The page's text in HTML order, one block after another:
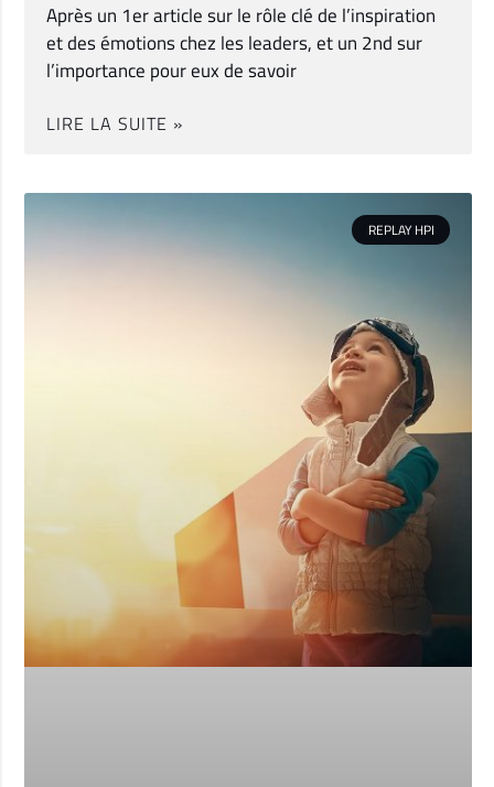
Après un 1er article sur le rôle clé de l’inspiration
et des émotions chez les leaders, et un 2nd sur
l’importance pour eux de savoir
LIRE LA SUITE »
REPLAY HPI